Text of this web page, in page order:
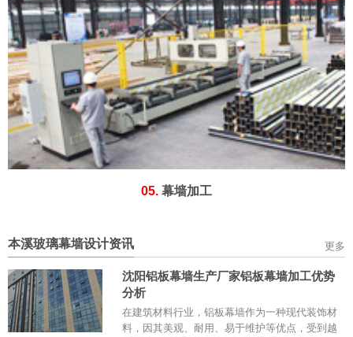
05. 幕墙加工
更多
本溪玻璃幕墙设计资讯
沈阳铝板幕墙生产厂家铝板幕墙加工优势
分析
在建筑材料行业，铝板幕墙作为一种现代装饰材
料，因其美观、耐用、易于维护等优点，受到越